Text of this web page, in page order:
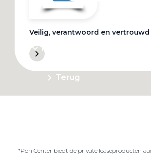
Private Lease
Terug
Veilig, verantwoord en
*Pon Center biedt de private leaseproducten